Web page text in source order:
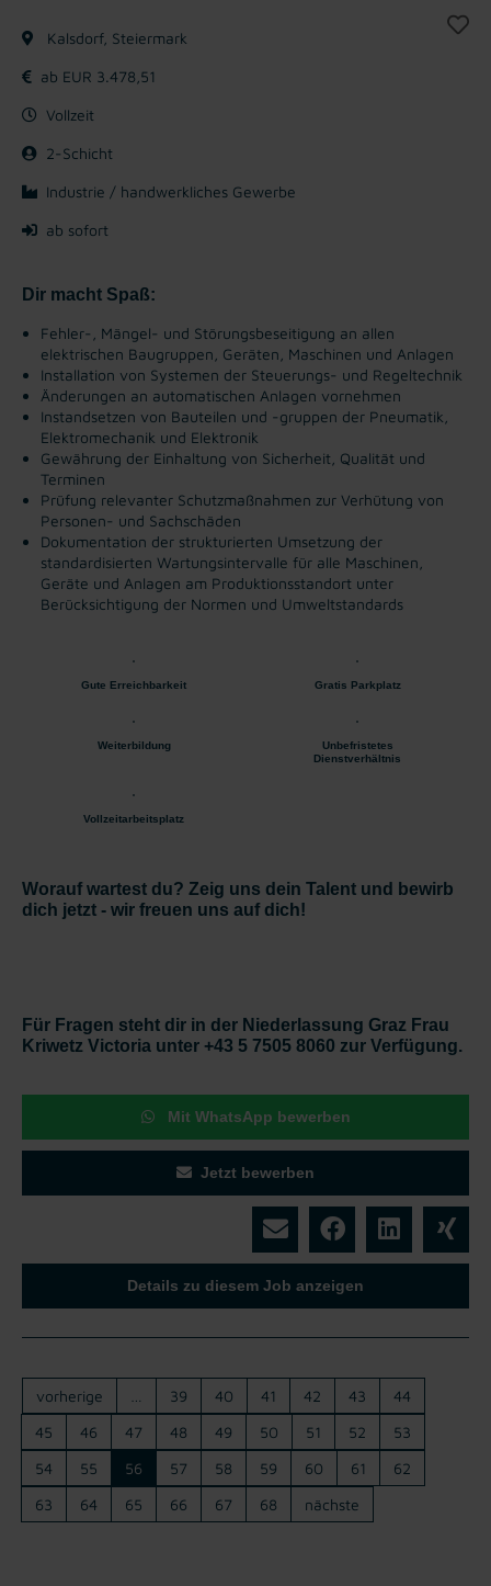
Kalsdorf, Steiermark
ab EUR 3.478,51
Vollzeit
2-Schicht
Industrie / handwerkliches Gewerbe
ab sofort
Dir macht Spaß:
Fehler-, Mängel- und Störungsbeseitigung an allen
elektrischen Baugruppen, Geräten, Maschinen und Anlagen
Installation von Systemen der Steuerungs- und Regeltechnik
Änderungen an automatischen Anlagen vornehmen
Instandsetzen von Bauteilen und -gruppen der Pneumatik,
Elektromechanik und Elektronik
Gewährung der Einhaltung von Sicherheit, Qualität und
Terminen
Prüfung relevanter Schutzmaßnahmen zur Verhütung von
Personen- und Sachschäden
Dokumentation der strukturierten Umsetzung der
standardisierten Wartungsintervalle für alle Maschinen,
Geräte und Anlagen am Produktionsstandort unter
Berücksichtigung der Normen und Umweltstandards
Gute Erreichbarkeit Gratis Parkplatz
Weiterbildung
Unbefristetes
Dienstverhältnis
Vollzeitarbeitsplatz
Worauf wartest du? Zeig uns dein Talent und bewirb
dich jetzt - wir freuen uns auf dich!
Für Fragen steht dir in der Niederlassung Graz Frau
Kriwetz Victoria unter +43 5 7505 8060 zur Verfügung.
Mit WhatsApp bewerben
Jetzt bewerben
Details zu diesem Job anzeigen
vorherige 39 40 41 42 43
44
45
46 47 48 49 50 51 52
53
54
55 56 57 58 59 60 61
62
63
64 65 66 67 68 nächste